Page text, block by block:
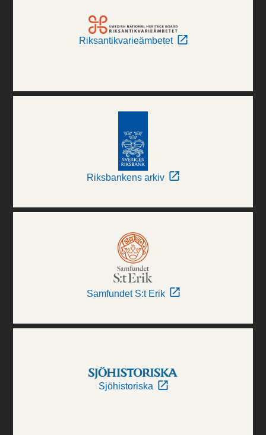
Riksantikvarieämbetet
Riksbankens arkiv
Samfundet S:t Erik
Sjöhistoriska